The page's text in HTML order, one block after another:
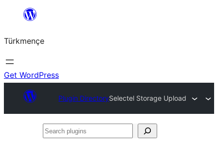
content
Türkmençe
Get WordPress
Plugin DirectorySelectel Storage Upload
Search